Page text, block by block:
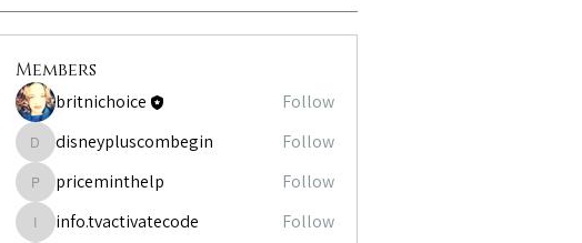
Members
britnichoice Follow
disneypluscombegin
disneypluscombegin Follow
priceminthelp
priceminthelp Follow
info.tvactivatecode
info.tvactivatecode Follow